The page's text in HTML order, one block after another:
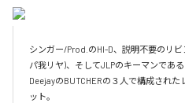
シンガー/Prod.のHI-D、説明不要のリ
パ我リヤ)、そしてJLPのキーマンであ
DeejayのBUTCHERの３人で構成され
ット。